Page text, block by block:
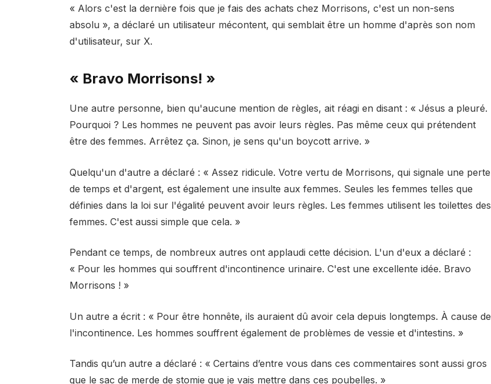
« Alors c'est la dernière fois que je fais des achats chez Morrisons, c'est un non-sens
absolu », a déclaré un utilisateur mécontent, qui semblait être un homme d'après son nom
d'utilisateur, sur X.
« Bravo Morrisons! »
Une autre personne, bien qu'aucune mention de règles, ait réagi en disant : « Jésus a pleuré.
Pourquoi ? Les hommes ne peuvent pas avoir leurs règles. Pas même ceux qui prétendent
être des femmes. Arrêtez ça. Sinon, je sens qu'un boycott arrive. »
Quelqu'un d'autre a déclaré : « Assez ridicule. Votre vertu de Morrisons, qui signale une perte
de temps et d'argent, est également une insulte aux femmes. Seules les femmes telles que
définies dans la loi sur l'égalité peuvent avoir leurs règles. Les femmes utilisent les toilettes des
femmes. C'est aussi simple que cela. »
Pendant ce temps, de nombreux autres ont applaudi cette décision. L'un d'eux a déclaré :
« Pour les hommes qui souffrent d'incontinence urinaire. C'est une excellente idée. Bravo
Morrisons ! »
Un autre a écrit : « Pour être honnête, ils auraient dû avoir cela depuis longtemps. À cause de
l'incontinence. Les hommes souffrent également de problèmes de vessie et d'intestins. »
Tandis qu’un autre a déclaré : « Certains d’entre vous dans ces commentaires sont aussi gros
que le sac de merde de stomie que je vais mettre dans ces poubelles. »